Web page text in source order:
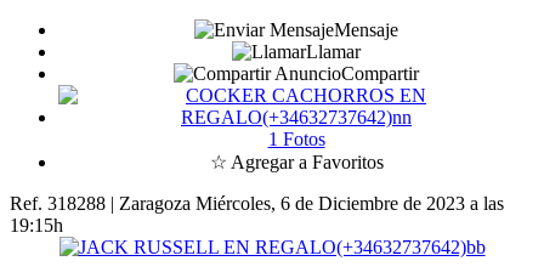
Mensaje
Llamar
Compartir
1 Fotos
☆ Agregar a Favoritos
Ref. 318288 | Zaragoza Miércoles, 6 de Diciembre de 2023 a las
19:15h